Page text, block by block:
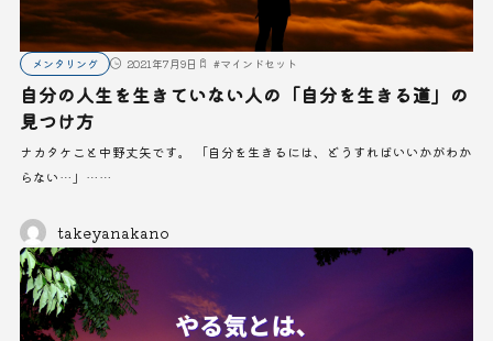
メンタリング 2021年7月9日 #マインドセット
自分の人生を生きていない人の「自分を生きる道」の
見つけ方
ナカタケこと中野丈矢です。 「自分を生きるには、どうすればいいかがわか
らない…」……
takeyanakano